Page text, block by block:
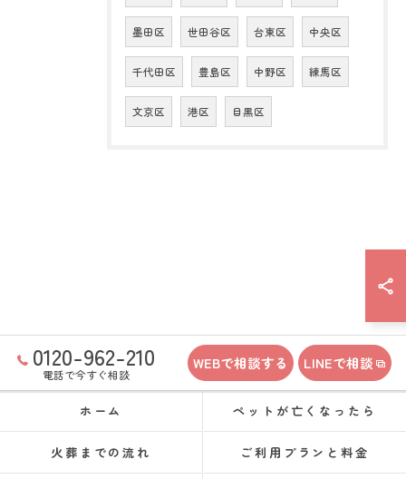
墨田区 世田谷区 台東区 中央区
千代田区 豊島区 中野区 練馬区
文京区 港区 目黒区
0120-962-210
電話で今すぐ相談
WEBで相談する LINEで相談
ホーム ペットが亡くなったら
火葬までの流れ ご利用プランと料金